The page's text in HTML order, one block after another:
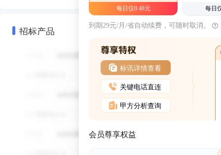
招标产品
每日仅0.48元 每日
到期29元/月/省自动续费，可随时取消。
标讯详情查看
关键电话直连
甲方分析查询
会员尊享权益